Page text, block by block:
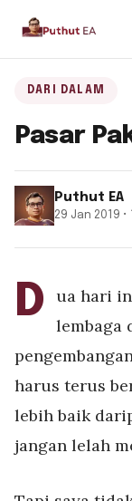
Dari Dalam
Dari Kawan
Buku
Tentang
Puthut EA
Situsweb
DARI DALAM
Pasar
Puthut EA
29 Jan 2019 •
D
ua hari
lembaga
harus terus
lebih baik
jangan lelah